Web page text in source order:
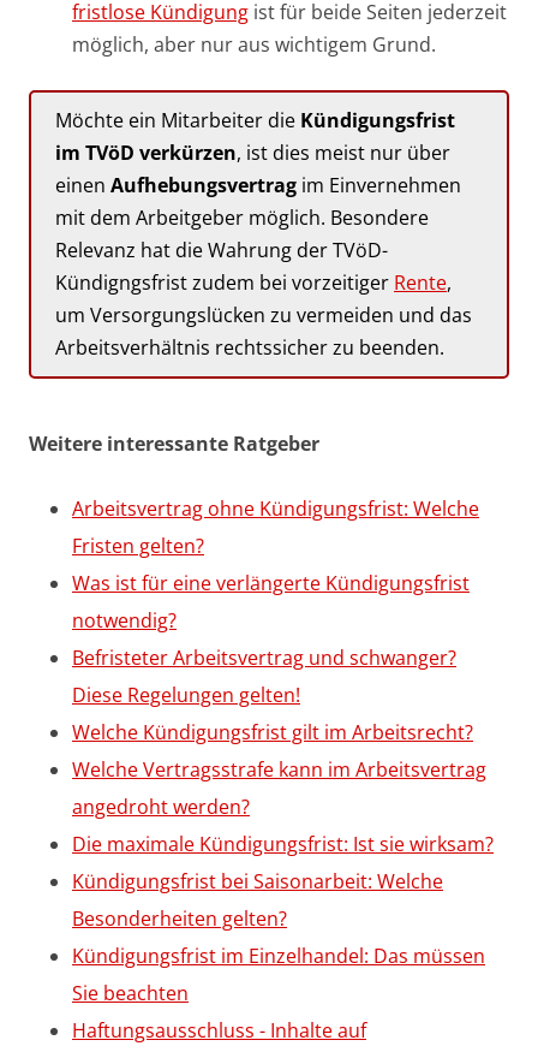
fristlose Kündigung ist für beide Seiten jederzeit
möglich, aber nur aus wichtigem Grund.
Möchte ein Mitarbeiter die Kündigungsfrist
im TVöD verkürzen, ist dies meist nur über
einen Aufhebungsvertrag im Einvernehmen
mit dem Arbeitgeber möglich. Besondere
Relevanz hat die Wahrung der TVöD-
Kündigngsfrist zudem bei vorzeitiger Rente,
um Versorgungslücken zu vermeiden und das
Arbeitsverhältnis rechtssicher zu beenden.
Weitere interessante Ratgeber
Arbeitsvertrag ohne Kündigungsfrist: Welche
Fristen gelten?
Was ist für eine verlängerte Kündigungsfrist
notwendig?
Befristeter Arbeitsvertrag und schwanger?
Diese Regelungen gelten!
Welche Kündigungsfrist gilt im Arbeitsrecht?
Welche Vertragsstrafe kann im Arbeitsvertrag
angedroht werden?
Die maximale Kündigungsfrist: Ist sie wirksam?
Kündigungsfrist bei Saisonarbeit: Welche
Besonderheiten gelten?
Kündigungsfrist im Einzelhandel: Das müssen
Sie beachten
Haftungsausschluss - Inhalte auf